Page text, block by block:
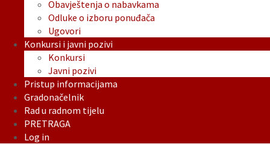
Obavještenja o nabavkama
Odluke o izboru ponuđača
Ugovori
Konkursi i javni pozivi
Konkursi
Javni pozivi
Pristup informacijama
Gradonačelnik
Rad u radnom tijelu
PRETRAGA
Log in